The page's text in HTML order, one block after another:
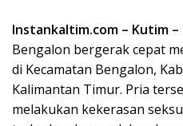
Instankaltim.com – Kutim –
Bengalon bergerak cepat
di Kecamatan Bengalon,
Kalimantan Timur. Pria
melakukan kekerasan